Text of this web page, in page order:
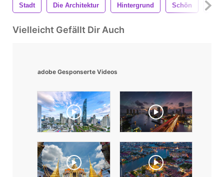
Stadt Die Architektur Hintergrund Schön
Vielleicht Gefällt Dir Auch
adobe Gesponserte Videos